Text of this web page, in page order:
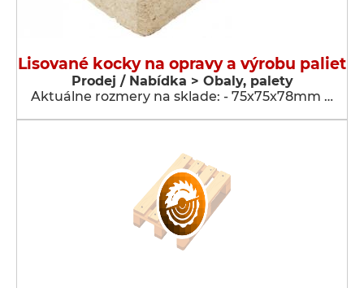
Lisované kocky na opravy a výrobu paliet
Prodej / Nabídka > Obaly, palety
Aktuálne rozmery na sklade: - 75x75x78mm …